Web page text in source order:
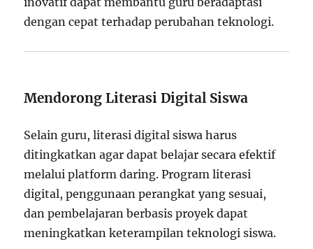
dengan cepat terhadap perubahan teknologi.
Mendorong Literasi Digital Siswa
Selain guru, literasi digital siswa harus
ditingkatkan agar dapat belajar secara efektif
melalui platform daring. Program literasi
digital, penggunaan perangkat yang sesuai,
dan pembelajaran berbasis proyek dapat
meningkatkan keterampilan teknologi siswa.